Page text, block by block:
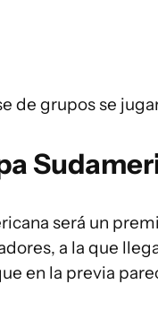
de grupos se
será un
a la que
en la previa